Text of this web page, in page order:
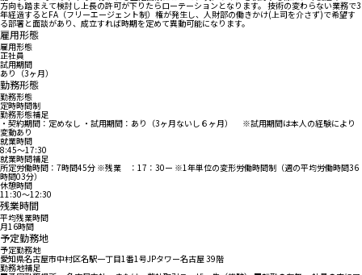
方向も踏まえて検討し上長の許可が下りたらローテーションとなります。 技術の変わらない業務で3
年経過するとFA（フリーエージェント制）権が発生し、人財部の働きかけ(上司を介さず)で希望す
る部署と面談があり、成立すれば時期を定めて異動可能になります。
雇用形態
雇用形態
正社員
試用期間
あり（3ヶ月）
勤務形態
勤務形態
定時時間制
勤務形態補足
・契約期間：定めなし ・試用期間：あり（3ヶ月ないし６ヶ月） ※試用期間は本人の経験により
変動あり
就業時間
8:45〜17:30
就業時間補足
所定労働時間：7時間45分 ※残業 ：17：30ー ※1年単位の変形労働時間制（週の平均労働時間36
時間03分）
休憩時間
11:30〜12:30
残業時間
平均残業時間
月16時間
予定勤務地
予定勤務地
愛知県名古屋市中村区名駅一丁目1番1号JPタワー名古屋 39階
勤務地補足